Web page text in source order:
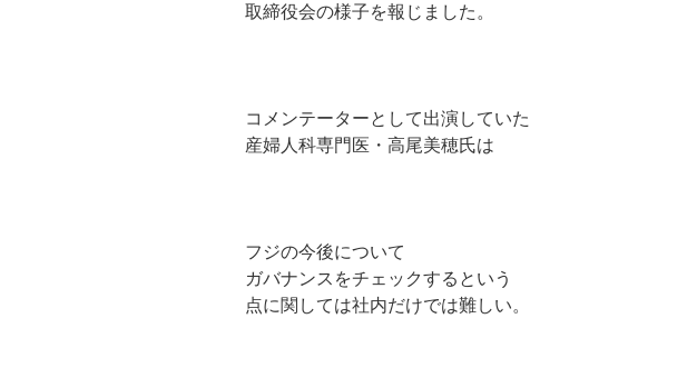
取締役会の様子を報じました。
コメンテーターとして出演していた
産婦人科専門医・高尾美穂氏は
フジの今後について
ガバナンスをチェックするという
点に関しては社内だけでは難しい。